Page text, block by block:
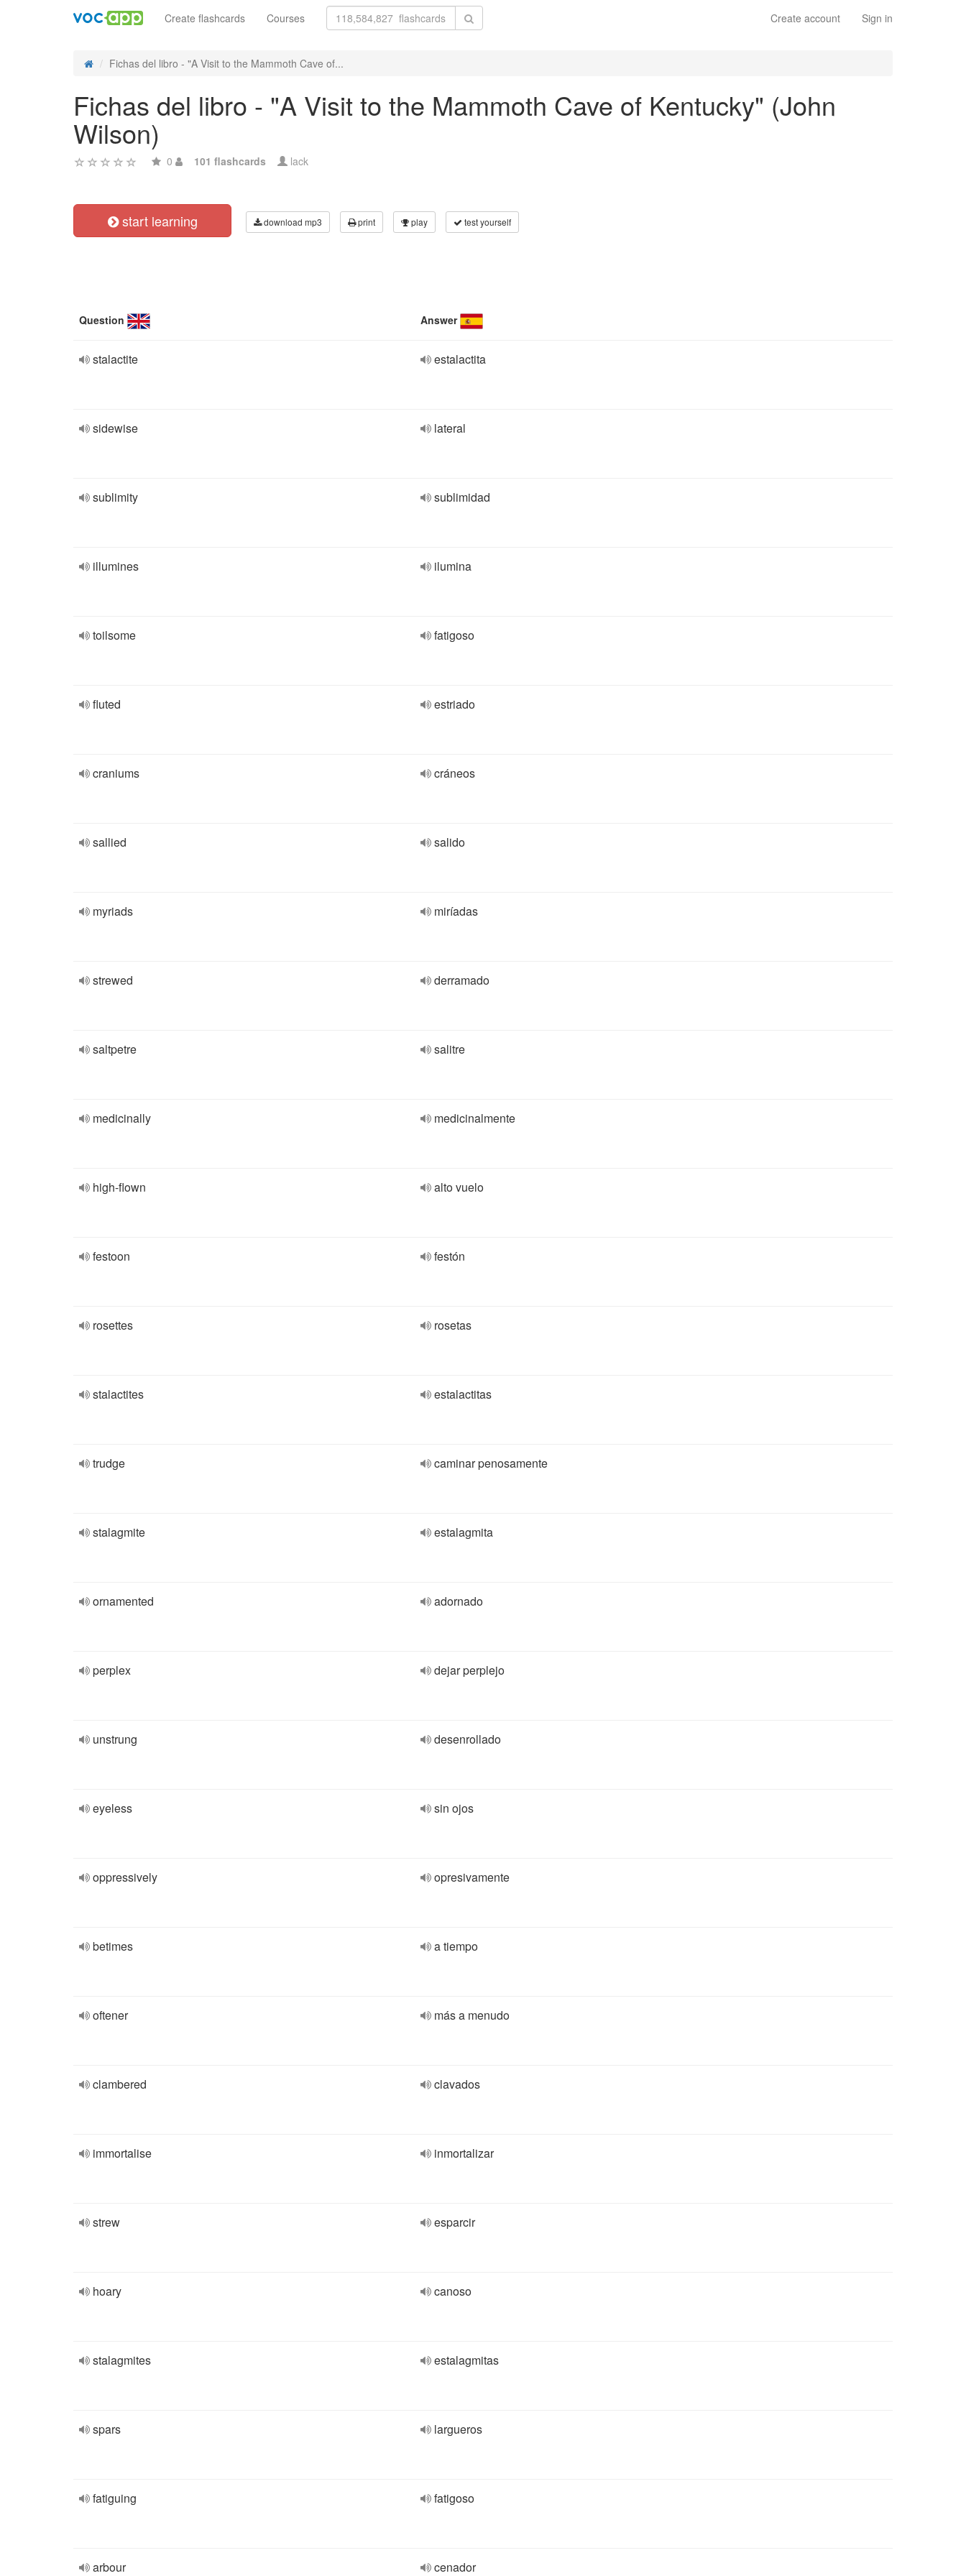
Create account Sign in
Create flashcards Courses
Fichas del libro - "A Visit to the Mammoth Cave of...
Fichas del libro - "A Visit to the Mammoth Cave of Kentucky" (John
Wilson)
0 101 flashcards lack
start learning download mp3 print play test yourself
Question Answer
stalactite estalactita
sidewise lateral
sublimity sublimidad
illumines ilumina
toilsome fatigoso
fluted estriado
craniums cráneos
sallied salido
myriads miríadas
strewed derramado
saltpetre salitre
medicinally medicinalmente
high-flown alto vuelo
festoon festón
rosettes rosetas
stalactites estalactitas
trudge caminar penosamente
stalagmite estalagmita
ornamented adornado
perplex dejar perplejo
unstrung desenrollado
eyeless sin ojos
oppressively opresivamente
betimes a tiempo
oftener más a menudo
clambered clavados
immortalise inmortalizar
strew esparcir
hoary canoso
stalagmites estalagmitas
spars largueros
fatiguing fatigoso
arbour cenador